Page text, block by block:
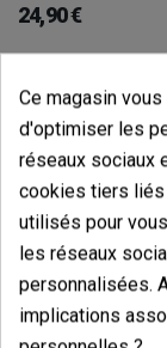
24,90 €
Ce magasin
d'optimiser les
réseaux sociaux
cookies tiers liés
utilisés pour
les réseaux
personnalisées.
implications